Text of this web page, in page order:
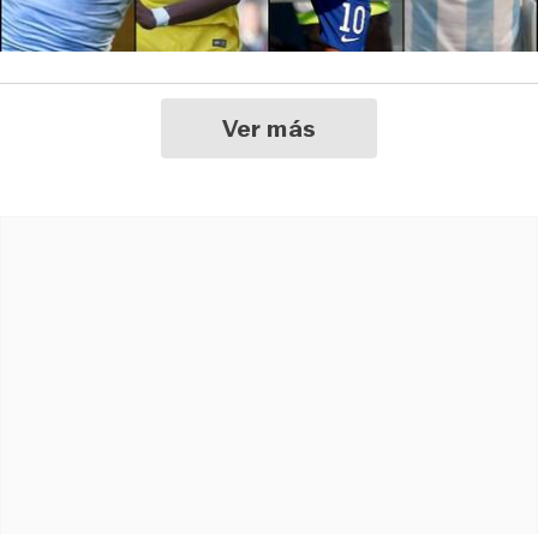
Ver más